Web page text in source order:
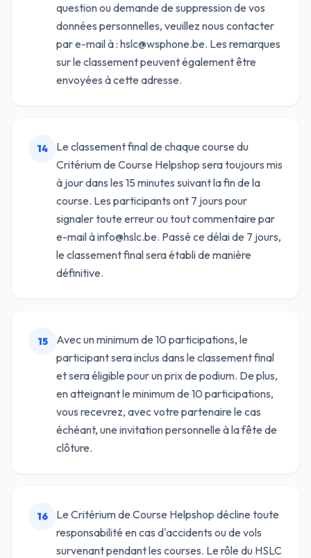
question ou demande de suppression de vos
données personnelles, veuillez nous contacter
par e-mail à : hslc@wsphone.be. Les remarques
sur le classement peuvent également être
envoyées à cette adresse.
14
Le classement final de chaque course du
Critérium de Course Helpshop sera toujours mis
à jour dans les 15 minutes suivant la fin de la
course. Les participants ont 7 jours pour
signaler toute erreur ou tout commentaire par
e-mail à info@hslc.be. Passé ce délai de 7 jours,
le classement final sera établi de manière
définitive.
15
Avec un minimum de 10 participations, le
participant sera inclus dans le classement final
et sera éligible pour un prix de podium. De plus,
en atteignant le minimum de 10 participations,
vous recevrez, avec votre partenaire le cas
échéant, une invitation personnelle à la fête de
clôture.
16
Le Critérium de Course Helpshop décline toute
responsabilité en cas d'accidents ou de vols
survenant pendant les courses. Le rôle du HSLC